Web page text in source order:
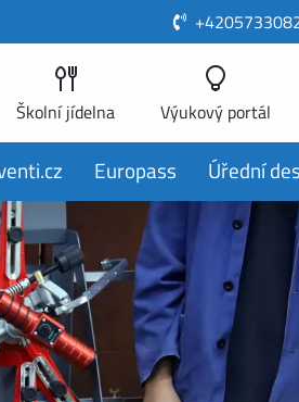
Školní jídelna Výukový portál
Europass Úřední